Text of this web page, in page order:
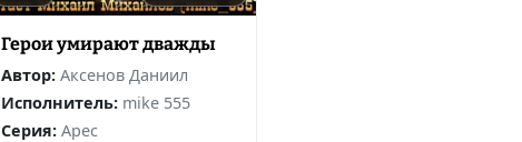
Герои умирают дважды
Автор: Аксенов Даниил
Исполнитель: mike 555
Серия: Арес